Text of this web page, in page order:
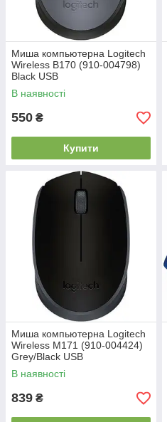
Миша компьютерна Logitech
Wireless B170 (910-004798)
Black USB
В наявності
550 ₴
Купити
Миша компьютерна Logitech
Wireless M171 (910-004424)
Grey/Black USB
В наявності
839 ₴